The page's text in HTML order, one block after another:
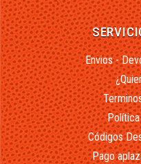
Envios -
Códigos
Pago